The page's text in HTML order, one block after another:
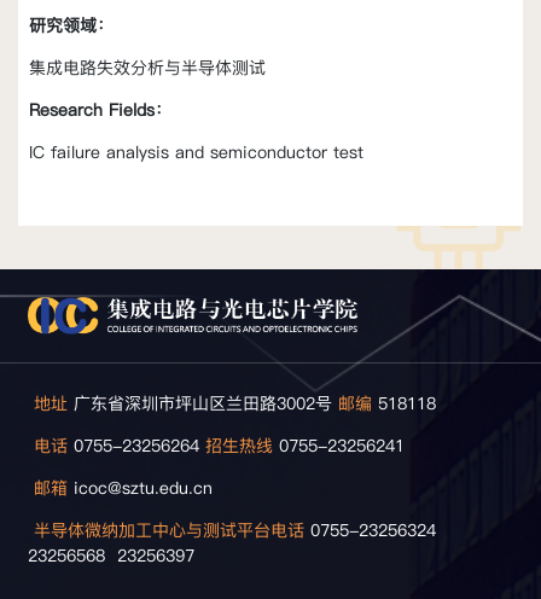
研究领域：
集成电路失效分析与半导体测试
Research Fields：
IC failure analysis and semiconductor test
地址 广东省深圳市坪山区兰田路3002号邮编 518118
电话 0755-23256264招生热线 0755-23256241
邮箱 icoc@sztu.edu.cn
半导体微纳加工中心与测试平台电话 0755-23256324
23256568 23256397